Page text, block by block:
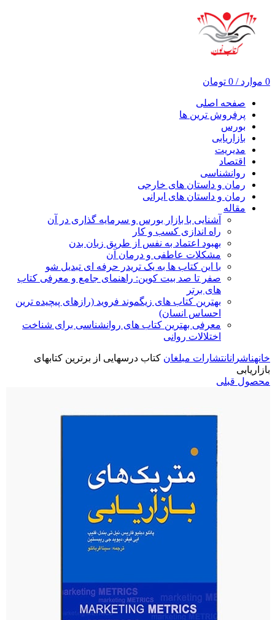
0 موارد /
0 تومان
صفحه اصلی
پرفروش ترین ها
بورس
بازاریابی
مدیریت
اقتصاد
روانشناسی
رمان و داستان های خارجی
رمان و داستان های ایرانی
مقاله
آشنایی با بازار بورس و سرمایه گذاری در آن
راه اندازی کسب و کار
بهبود اعتماد به نفس از طریق زبان بدن
مشکلات عاطفی و درمان آن
با این کتاب ها به یک تریدر حرفه ای تبدیل شو
صفر تا صد بیت کوین: راهنمای جامع و معرفی کتاب
های برتر
بهترین کتاب های زیگموند فروید (رازهای پیچیده ترین
احساس انسان)
معرفی بهترین کتاب های روانشناسی برای شناخت
اختلالات روانی
خانهناشرانانتشارات مبلغان کتاب درسهایی از برترین کتابهای
بازاریابی
محصول قبلی